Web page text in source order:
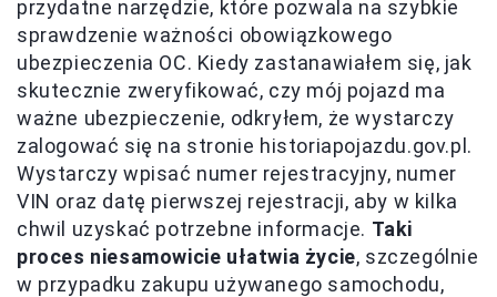
przydatne narzędzie, które pozwala na szybkie
sprawdzenie ważności obowiązkowego
ubezpieczenia OC. Kiedy zastanawiałem się, jak
skutecznie zweryfikować, czy mój pojazd ma
ważne ubezpieczenie, odkryłem, że wystarczy
zalogować się na stronie historiapojazdu.gov.pl.
Wystarczy wpisać numer rejestracyjny, numer
VIN oraz datę pierwszej rejestracji, aby w kilka
chwil uzyskać potrzebne informacje. Taki
proces niesamowicie ułatwia życie, szczególnie
w przypadku zakupu używanego samochodu,